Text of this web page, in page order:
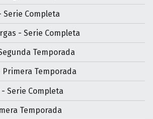
Serie Completa
- Serie Completa
Temporada
Primera Temporada
Serie Completa
Temporada